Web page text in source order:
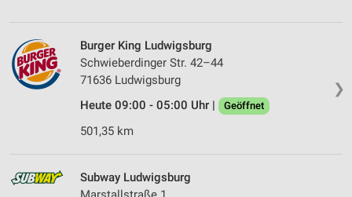
❯
Burger King Ludwigsburg
Schwieberdinger Str. 42–44
71636 Ludwigsburg
Heute 09:00 - 05:00 Uhr |
Geöffnet
501,35 km
Subway Ludwigsburg